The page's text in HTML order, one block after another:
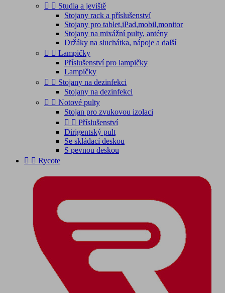
  Studia a jeviště
Stojany rack a příslušenství
Stojany pro tablet,iPad,mobil,monitor
Stojany na mixážní pulty, antény
Držáky na sluchátka, nápoje a další
  Lampičky
Příslušenství pro lampičky
Lampičky
  Stojany na dezinfekci
Stojany na dezinfekci
  Notové pulty
Stojan pro zvukovou izolaci
  Příslušenství
Dirigentský pult
Se skládací deskou
S pevnou deskou
  Rycote